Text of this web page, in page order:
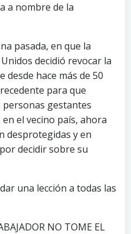
a nombre de la
pasada, en que la
decidió revocar la
desde hace más de 50
para que
personas gestantes
el vecino país, ahora
desprotegidas y en
decidir sobre su
una lección a todas las
NO TOME EL